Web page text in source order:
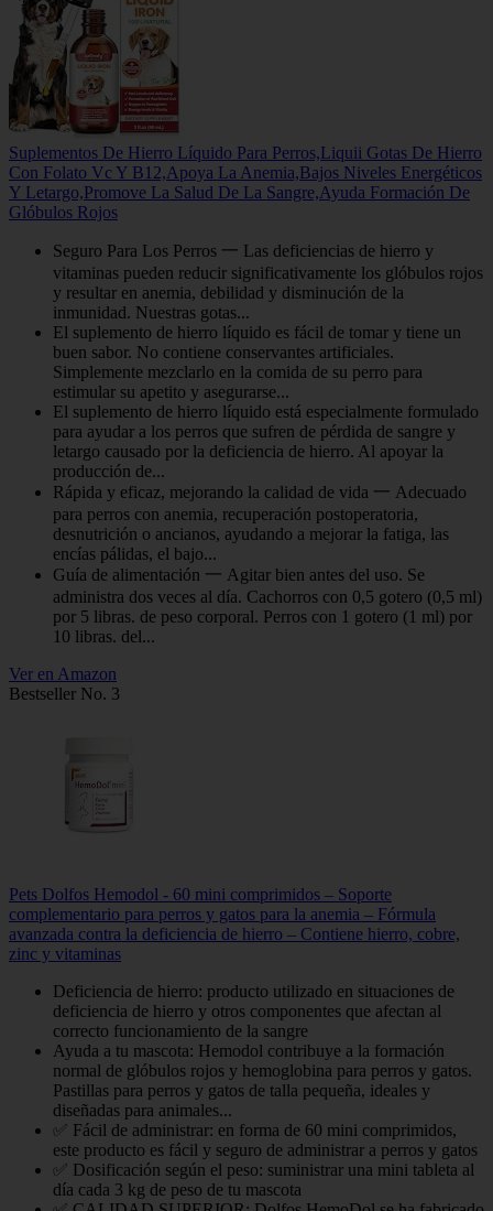
Suplementos De Hierro Líquido Para Perros,Liquii Gotas De Hierro
Con Folato Vc Y B12,Apoya La Anemia,Bajos Niveles Energéticos
Y Letargo,Promove La Salud De La Sangre,Ayuda Formación De
Glóbulos Rojos
Seguro Para Los Perros 一 Las deficiencias de hierro y
vitaminas pueden reducir significativamente los glóbulos rojos
y resultar en anemia, debilidad y disminución de la
inmunidad. Nuestras gotas...
El suplemento de hierro líquido es fácil de tomar y tiene un
buen sabor. No contiene conservantes artificiales.
Simplemente mezclarlo en la comida de su perro para
estimular su apetito y asegurarse...
El suplemento de hierro líquido está especialmente formulado
para ayudar a los perros que sufren de pérdida de sangre y
letargo causado por la deficiencia de hierro. Al apoyar la
producción de...
Rápida y eficaz, mejorando la calidad de vida 一 Adecuado
para perros con anemia, recuperación postoperatoria,
desnutrición o ancianos, ayudando a mejorar la fatiga, las
encías pálidas, el bajo...
Guía de alimentación 一 Agitar bien antes del uso. Se
administra dos veces al día. Cachorros con 0,5 gotero (0,5 ml)
por 5 libras. de peso corporal. Perros con 1 gotero (1 ml) por
10 libras. del...
Ver en Amazon
Bestseller No. 3
Pets Dolfos Hemodol - 60 mini comprimidos – Soporte
complementario para perros y gatos para la anemia – Fórmula
avanzada contra la deficiencia de hierro – Contiene hierro, cobre,
zinc y vitaminas
Deficiencia de hierro: producto utilizado en situaciones de
deficiencia de hierro y otros componentes que afectan al
correcto funcionamiento de la sangre
Ayuda a tu mascota: Hemodol contribuye a la formación
normal de glóbulos rojos y hemoglobina para perros y gatos.
Pastillas para perros y gatos de talla pequeña, ideales y
diseñadas para animales...
✅ Fácil de administrar: en forma de 60 mini comprimidos,
este producto es fácil y seguro de administrar a perros y gatos
✅ Dosificación según el peso: suministrar una mini tableta al
día cada 3 kg de peso de tu mascota